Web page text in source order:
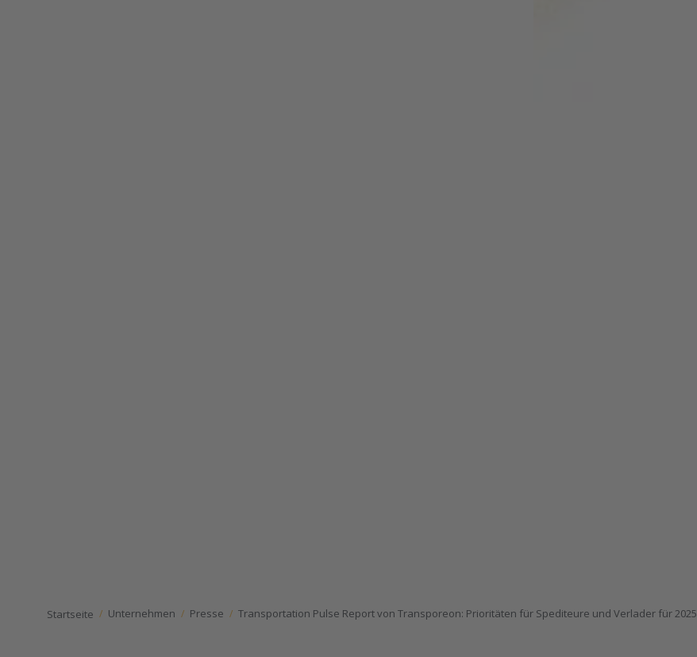
Startseite Unternehmen Presse Transportation Pulse Report von Transporeon: Prioritäten für Spediteure und Verlader für 2025